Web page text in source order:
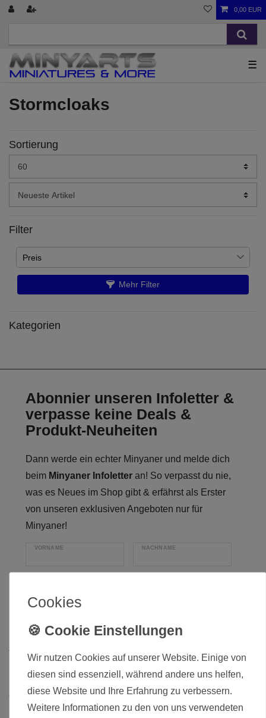
0,00 EUR
☰
Stormcloaks
Sortierung
Filter
Preis
―
Mehr Filter
Kategorien
Abonnier unseren Infoletter &
verpasse keine Deals &
Produkt-Neuheiten
Dann werde ein echter Minyaner und melde dich
beim Minyaner Infoletter an! So verpasst du nie,
was es Neues im Shop gibt & erfährst als Erster
von unseren exklusiven Angeboten nur für
Minyaner!
VORNAME NACHNAME
Besuch uns im Ladenlokal
Minyarts - Miniatures & More
Cookies
Wir nutzen Cookies auf unserer Website. Einige von
diesen sind essenziell, während andere uns helfen,
diese Website und Ihre Erfahrung zu verbessern.
Weitere Informationen zu den von uns verwendeten